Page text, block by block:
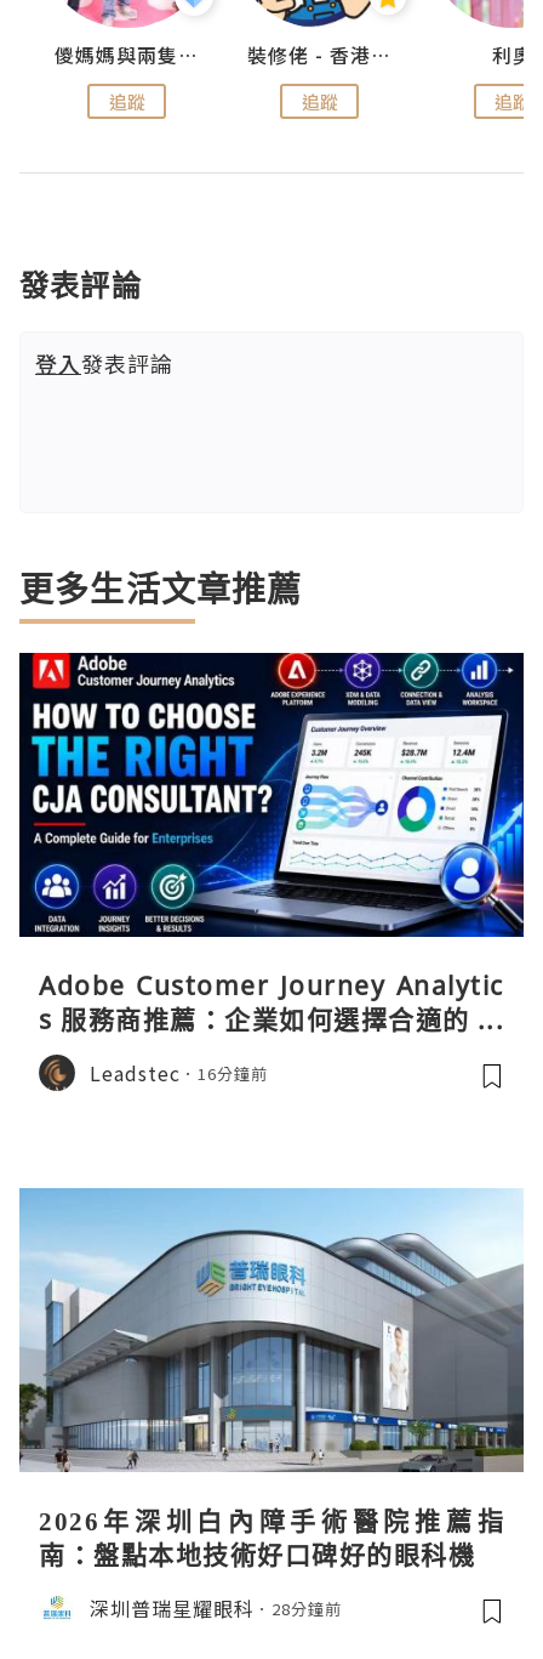
儍媽媽與兩隻小魔怪之家
追蹤
裝修佬 - 香港一站式網上裝修平台
追蹤
利奧
追蹤
發表評論
登入發表評論
更多生活文章推薦
Adobe Customer Journey Analytic
s 服務商推薦：企業如何選擇合適的 CJ
A 實施顧問？
Leadstec 16分鐘前
2026年深圳白內障手術醫院推薦指
南：盤點本地技術好口碑好的眼科機構
深圳普瑞星耀眼科 28分鐘前